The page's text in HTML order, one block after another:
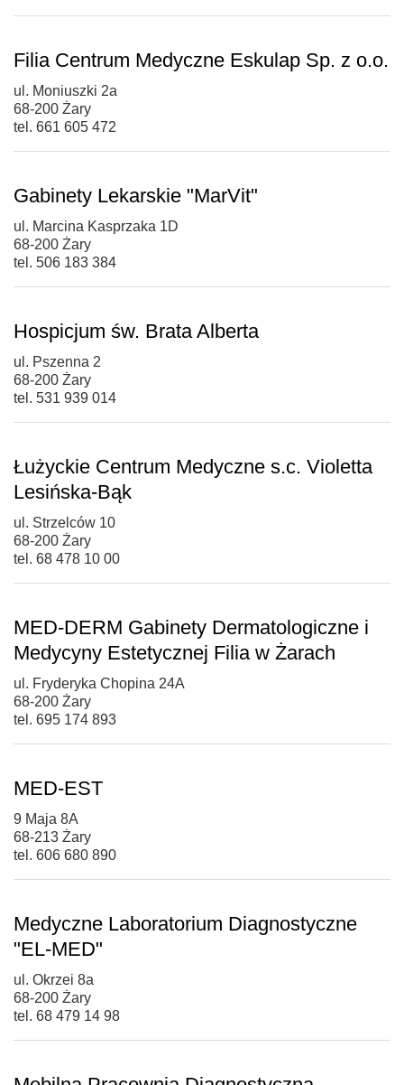
Filia Centrum Medyczne Eskulap Sp. z o.o.
ul. Moniuszki 2a
68-200 Żary
tel. 661 605 472
Gabinety Lekarskie "MarVit"
ul. Marcina Kasprzaka 1D
68-200 Żary
tel. 506 183 384
Hospicjum św. Brata Alberta
ul. Pszenna 2
68-200 Żary
tel. 531 939 014
Łużyckie Centrum Medyczne s.c. Violetta
Lesińska-Bąk
ul. Strzelców 10
68-200 Żary
tel. 68 478 10 00
MED-DERM Gabinety Dermatologiczne i
Medycyny Estetycznej Filia w Żarach
ul. Fryderyka Chopina 24A
68-200 Żary
tel. 695 174 893
MED-EST
9 Maja 8A
68-213 Żary
tel. 606 680 890
Medyczne Laboratorium Diagnostyczne
"EL-MED"
ul. Okrzei 8a
68-200 Żary
tel. 68 479 14 98